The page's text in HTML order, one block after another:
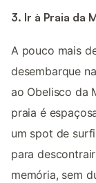
3. Ir à Praia da
A pouco mais
desembarque
ao Obelisco da
praia é
um spot de
para
memória, sem